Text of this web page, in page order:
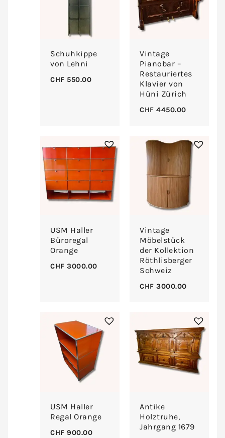
Schuhkippe
von Lehni
CHF 550.00
Vintage
Pianobar –
Restauriertes
Klavier von
Hüni Zürich
CHF 4450.00
USM Haller
Büroregal
Orange
CHF 3000.00
Vintage
Möbelstück
der Kollektion
Röthlisberger
Schweiz
CHF 3000.00
USM Haller
Regal Orange
CHF 900.00
Antike
Holztruhe,
Jahrgang 1679